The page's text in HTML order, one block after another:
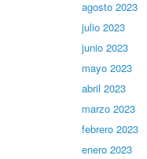
agosto 2023
julio 2023
junio 2023
mayo 2023
abril 2023
marzo 2023
febrero 2023
enero 2023